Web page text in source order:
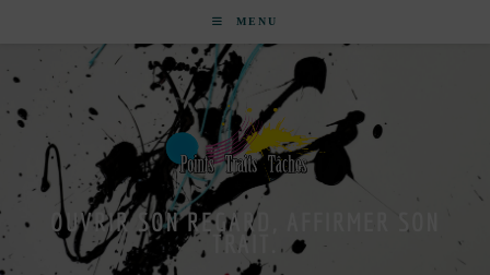
MENU
OUVRIR SON REGARD, AFFIRMER SON
TRAIT.